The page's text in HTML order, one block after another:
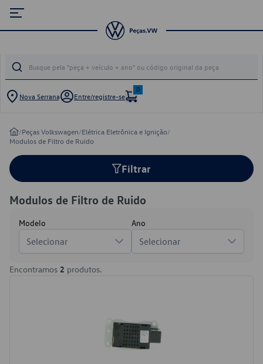
Nova Serrana Entre/registre-se
0
/Peças Volkswagen/Elétrica Eletrônica e Ignição/
Modulos de Filtro de Ruido
Filtrar
Modulos de Filtro de Ruido
Modelo
Selecionar
Ano
Selecionar
Encontramos 2 produtos.